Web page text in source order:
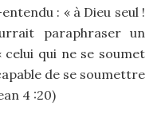
: « à Dieu seul !
paraphraser un
qui ne se soumet
de se soumettre
4 :20)